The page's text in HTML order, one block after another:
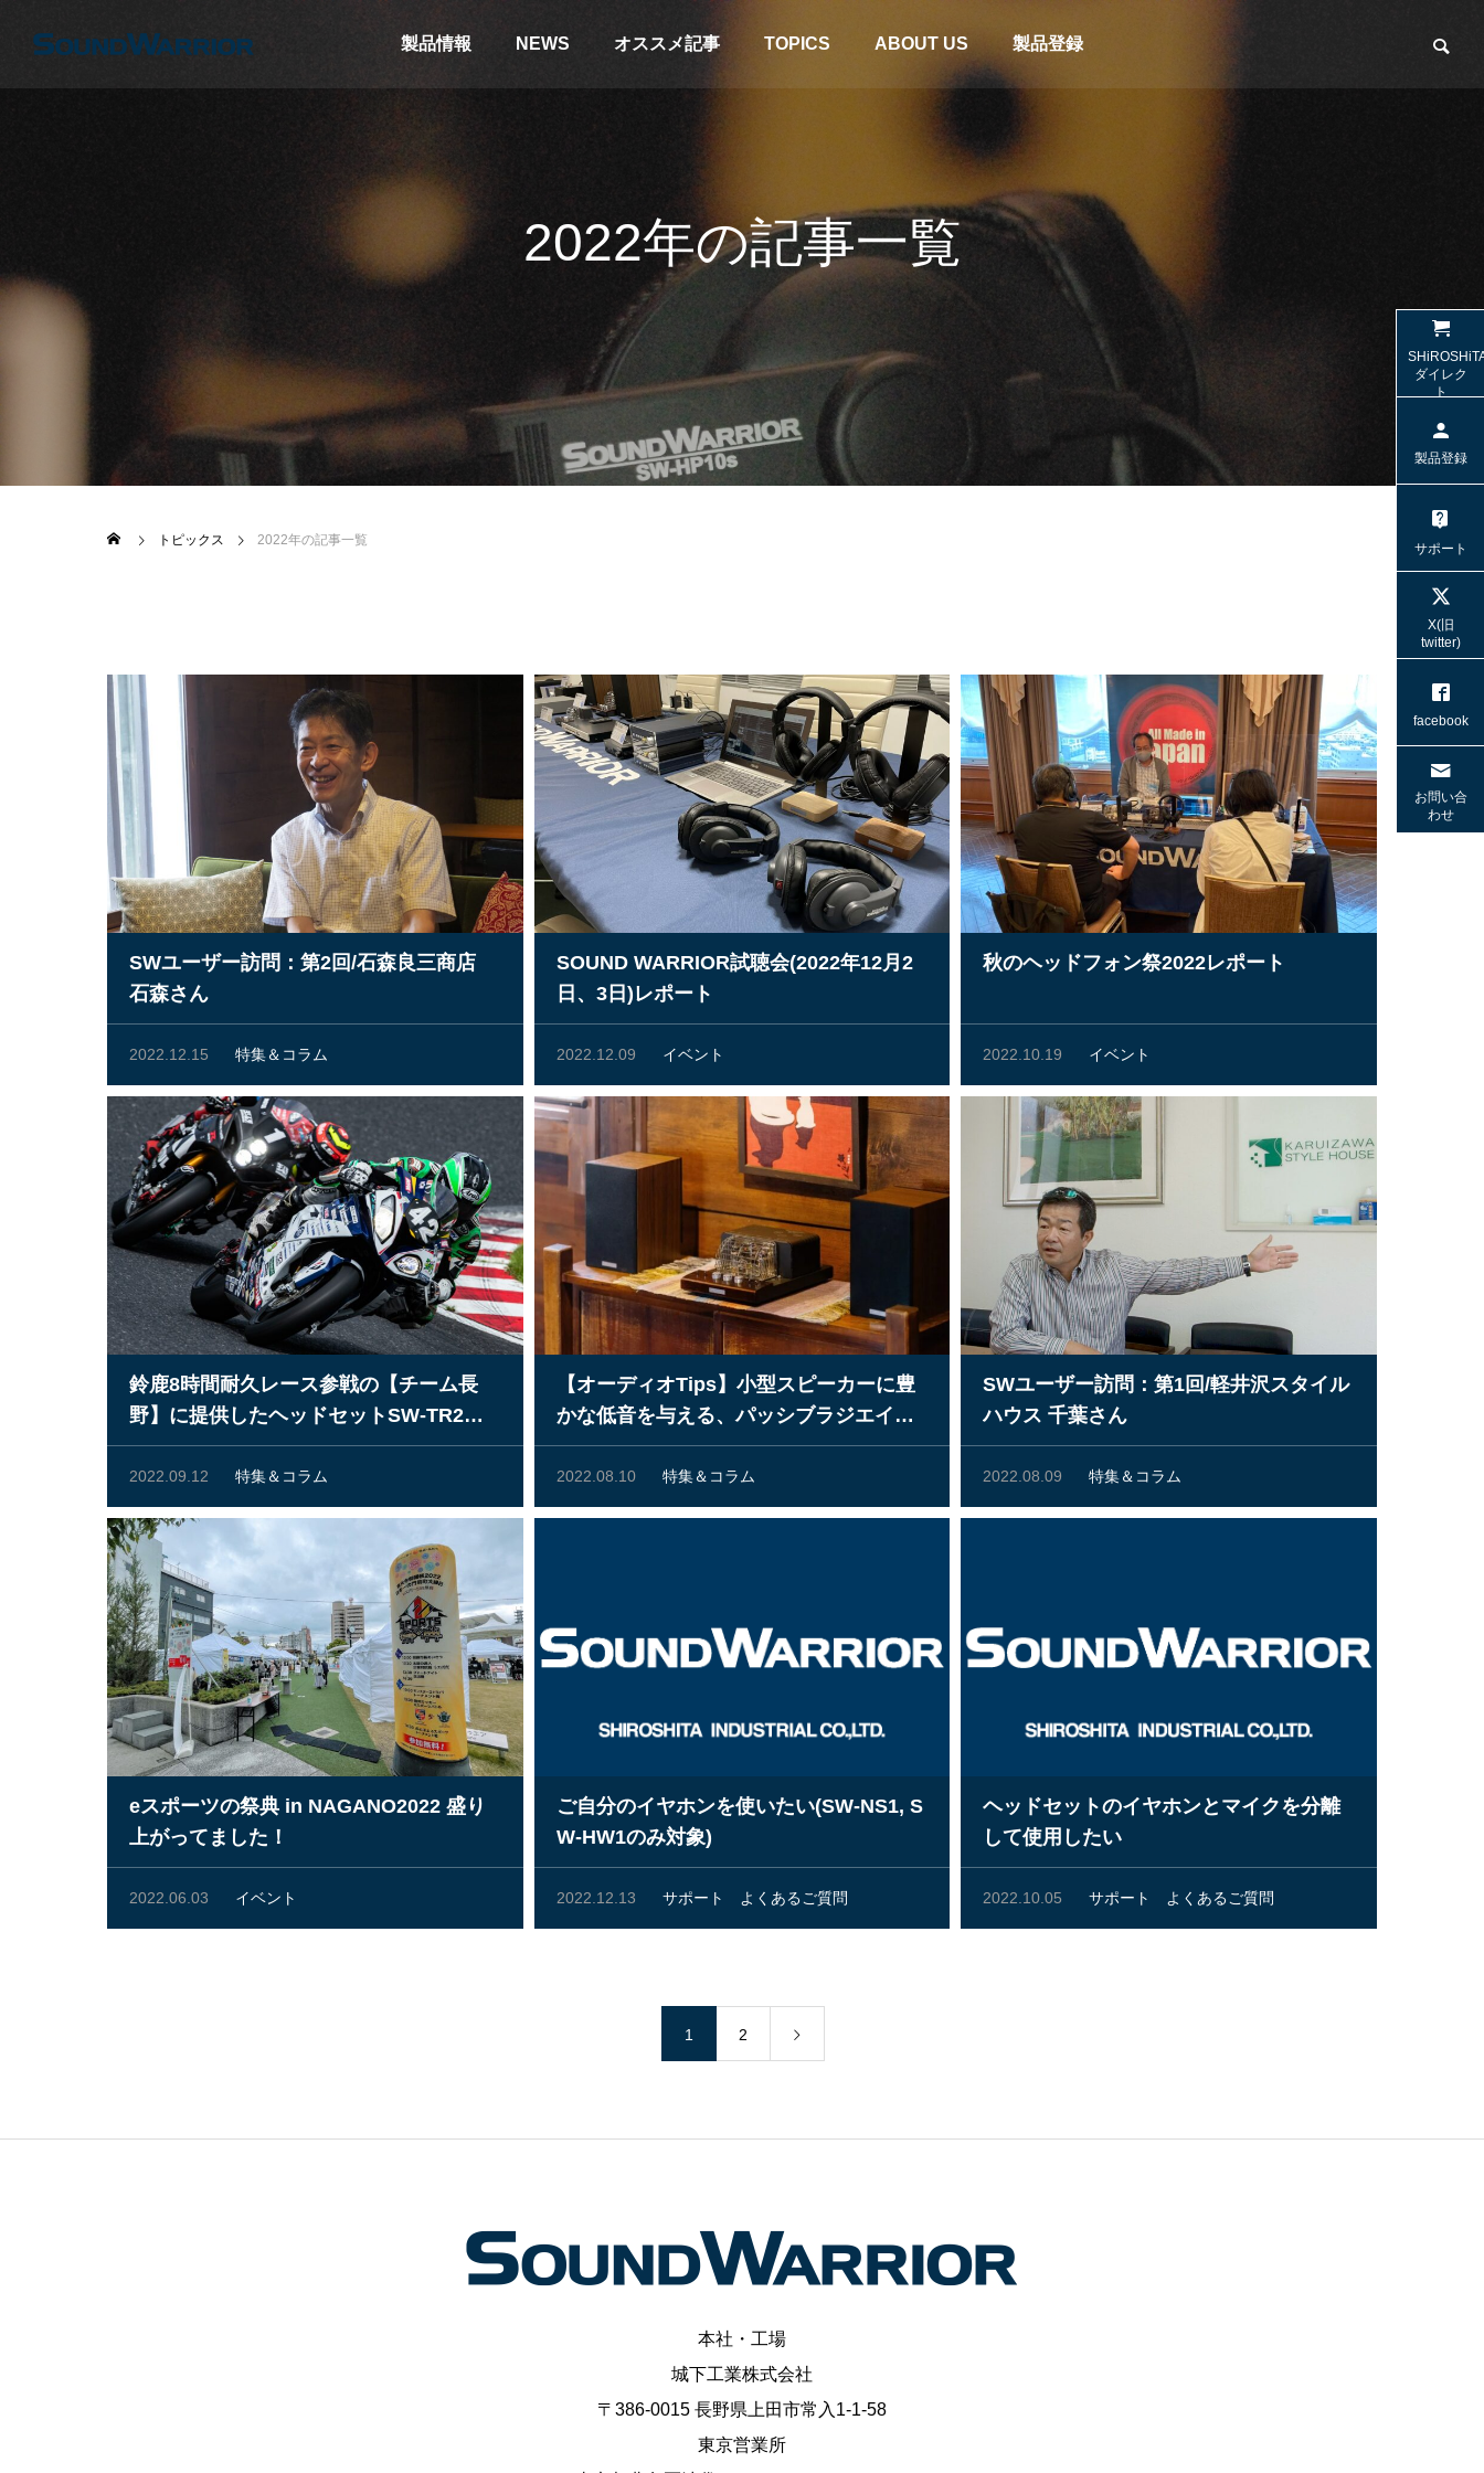
製品情報 NEWS オススメ記事 TOPICS ABOUT US 製品登録
【SW-W1】薄型サブウーファーで構築
特集＆コラム
【ヘッドセット】SW-H1・SW-HW1・
SW-NS1比較。「お気に入り」を見つ
特集＆コラム
【SWD-TV1】テレビとの接続（光デジ
タル/OPT）
特集＆コラム
【SW-HS10 / SW-TR2】名機SW-HP10
sの「極上の音」を受け継ぐヘッドセッ
ト
特集＆コラム
【SW-W1
する2.1ch
特集＆コラ
2022年の記事一覧
トピックス 2022年の記事一覧
SWユーザー訪問：第2回/石森良三商店
石森さん
2022.12.15 特集＆コラム
SOUND WARRIOR試聴会(2022年12月2
日、3日)レポート
2022.12.09 イベント
秋のヘッドフォン祭2022レポート
2022.10.19 イベント
鈴鹿8時間耐久レース参戦の【チーム長
野】に提供したヘッドセットSW-TR2改
について
2022.09.12 特集＆コラム
【オーディオTips】小型スピーカーに豊
かな低音を与える、パッシブラジエイタ
ーの魅力
2022.08.10 特集＆コラム
SWユーザー訪問：第1回/軽井沢スタイル
ハウス 千葉さん
2022.08.09 特集＆コラム
eスポーツの祭典 in NAGANO2022 盛り
上がってました！
2022.06.03 イベント
ご自分のイヤホンを使いたい(SW-NS1, S
W-HW1のみ対象)
2022.12.13 サポート よくあるご質問
ヘッドセットのイヤホンとマイクを分離
して使用したい
2022.10.05 サポート よくあるご質問
1 2
本社・工場
城下工業株式会社
〒386-0015 長野県上田市常入1-1-58
東京営業所
ダイレク
ト
製品登録
サポート
X(旧
twitter)
facebook
お問い合
わせ